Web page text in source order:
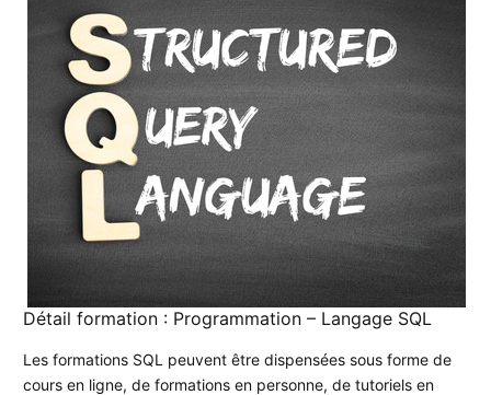
Détail formation : Programmation – Langage SQL
Les formations SQL peuvent être dispensées sous forme de
cours en ligne, de formations en personne, de tutoriels en